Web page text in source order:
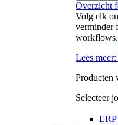
Overzicht
Volg elk
verminder
workflows.
Lees meer:
Producten
Selecteer